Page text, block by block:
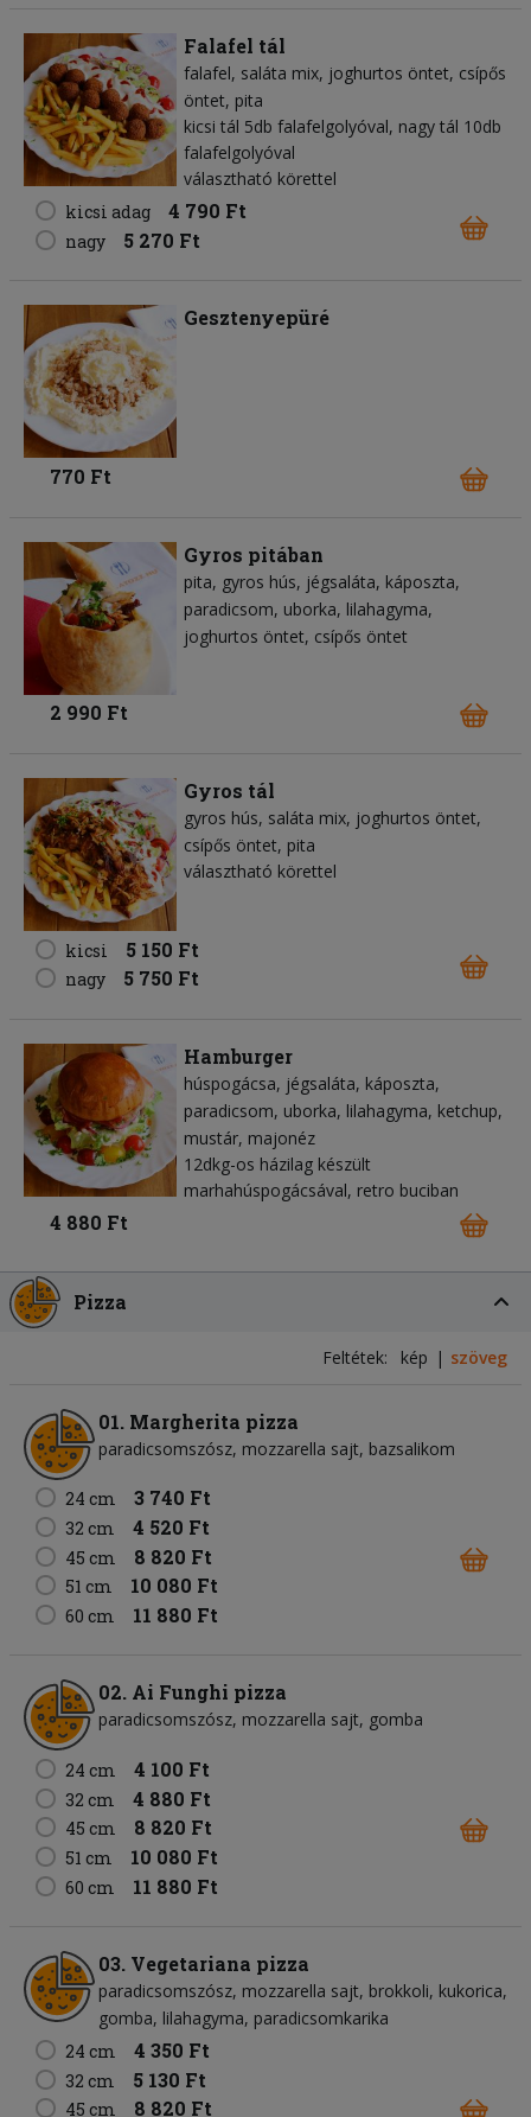
Falafel tál
falafel saláta mix joghurtos öntet csípős
öntet pita
kicsi tál 5db falafelgolyóval, nagy tál 10db
falafelgolyóval
választható körettel
kicsi adag
4 790 Ft
nagy 5 270 Ft
Gesztenyepüré
770 Ft
Gyros pitában
pita gyros hús jégsaláta káposzta
paradicsom uborka lilahagyma
joghurtos öntet csípős öntet
2 990 Ft
Gyros tál
gyros hús saláta mix joghurtos öntet
csípős öntet pita
választható körettel
kicsi 5 150 Ft
nagy 5 750 Ft
Hamburger
húspogácsa jégsaláta káposzta
paradicsom uborka lilahagyma ketchup
mustár majonéz
12dkg-os házilag készült
marhahúspogácsával, retro buciban
4 880 Ft
Pizza
Feltétek: kép szöveg
01. Margherita pizza
paradicsomszósz mozzarella sajt bazsalikom
24 cm 3 740 Ft
32 cm 4 520 Ft
45 cm 8 820 Ft
51 cm 10 080 Ft
60 cm 11 880 Ft
02. Ai Funghi pizza
paradicsomszósz mozzarella sajt gomba
24 cm 4 100 Ft
32 cm 4 880 Ft
45 cm 8 820 Ft
51 cm 10 080 Ft
60 cm 11 880 Ft
03. Vegetariana pizza
paradicsomszósz mozzarella sajt brokkoli kukorica
gomba lilahagyma paradicsomkarika
24 cm
4 350 Ft
32 cm 5 130 Ft
45 cm 8 820 Ft